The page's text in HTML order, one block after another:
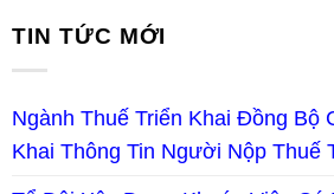
TIN TỨC MỚI
Ngành Thuế Triển Khai Đồng Bộ
Khai Thông Tin Người Nộp Thuế